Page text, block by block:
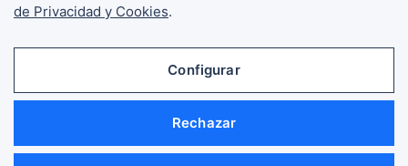
de Privacidad y Cookies.
Configurar
Rechazar
Aviso Legal
Política de Privacidad y Cookies
¿Qué idea